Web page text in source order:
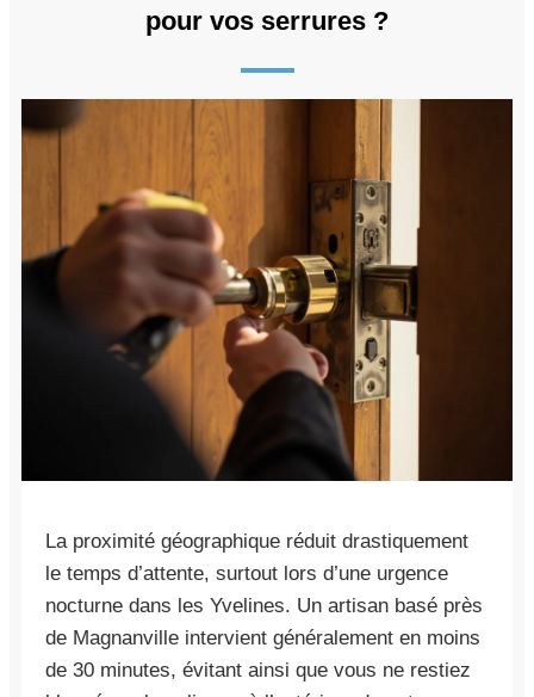
pour vos serrures ?
La proximité géographique réduit drastiquement
le temps d’attente, surtout lors d’une urgence
nocturne dans les Yvelines. Un artisan basé près
de Magnanville intervient généralement en moins
de 30 minutes, évitant ainsi que vous ne restiez